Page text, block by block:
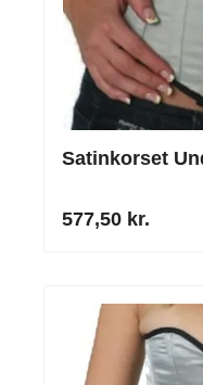
Satinkorset
577,50 kr.